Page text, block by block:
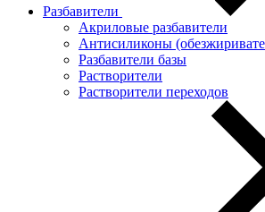
Разбавители
Акриловые разбавители
Антисиликоны
Разбавители базы
Растворители
Растворители переходов